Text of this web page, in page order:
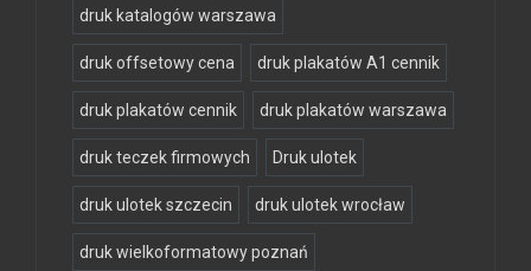
druk katalogów warszawa
druk offsetowy cena druk plakatów A1 cennik
druk plakatów cennik druk plakatów warszawa
druk teczek firmowych Druk ulotek
druk ulotek szczecin druk ulotek wrocław
druk wielkoformatowy poznań